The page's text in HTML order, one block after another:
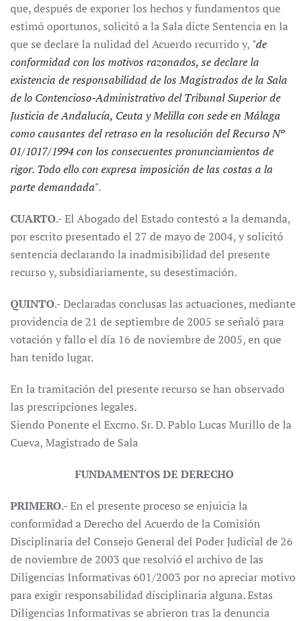
que, después de exponer los hechos y fundamentos que
estimó oportunos, solicitó a la Sala dicte Sentencia en la
que se declare la nulidad del Acuerdo recurrido y, "de
conformidad con los motivos razonados, se declare la
existencia de responsabilidad de los Magistrados de la Sala
de lo Contencioso-Administrativo del Tribunal Superior de
Justicia de Andalucía, Ceuta y Melilla con sede en Málaga
como causantes del retraso en la resolución del Recurso Nº
01/1017/1994 con los consecuentes pronunciamientos de
rigor. Todo ello con expresa imposición de las costas a la
parte demandada".
CUARTO.- El Abogado del Estado contestó a la demanda,
por escrito presentado el 27 de mayo de 2004, y solicitó
sentencia declarando la inadmisibilidad del presente
recurso y, subsidiariamente, su desestimación.
QUINTO.- Declaradas conclusas las actuaciones, mediante
providencia de 21 de septiembre de 2005 se señaló para
votación y fallo el día 16 de noviembre de 2005, en que
han tenido lugar.
En la tramitación del presente recurso se han observado
las prescripciones legales.
Siendo Ponente el Excmo. Sr. D. Pablo Lucas Murillo de la
Cueva, Magistrado de Sala
FUNDAMENTOS DE DERECHO
PRIMERO.- En el presente proceso se enjuicia la
conformidad a Derecho del Acuerdo de la Comisión
Disciplinaria del Consejo General del Poder Judicial de 26
de noviembre de 2003 que resolvió el archivo de las
Diligencias Informativas 601/2003 por no apreciar motivo
para exigir responsabilidad disciplinaria alguna. Estas
Diligencias Informativas se abrieron tras la denuncia